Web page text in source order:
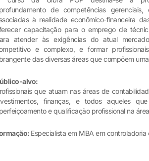
de competências gerenciais,
à realidade econômico-financeira
capacitação para o emprego de
atender às exigências do atual
e complexo, e formar
das diversas áreas que compõem
alvo:
que atuam nas áreas de
finanças, e todos aqueles
e qualificação profissional na
Especialista em MBA em controladoria